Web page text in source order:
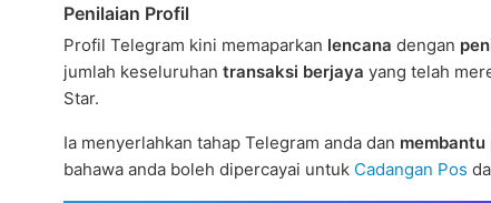
Penilaian Profil
Profil Telegram kini memaparkan lencana dengan
jumlah keseluruhan transaksi berjaya yang telah
Star.
Ia menyerlahkan tahap Telegram anda dan
bahawa anda boleh dipercayai untuk Cadangan Pos